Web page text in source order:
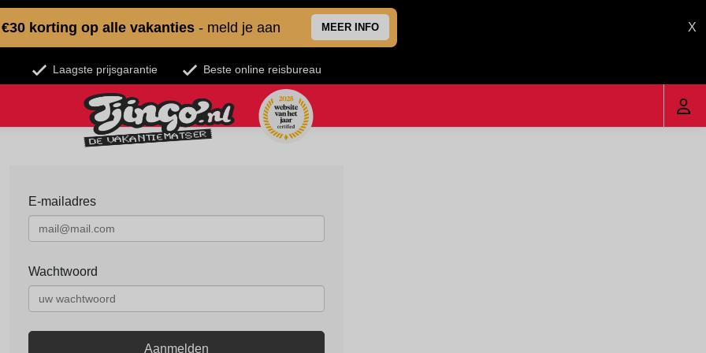
€30 korting op alle vakanties - meld je aan MEER INFO X
Laagste prijsgarantie Beste online reisbureau
E-mailadres
Wachtwoord
Aanmelden